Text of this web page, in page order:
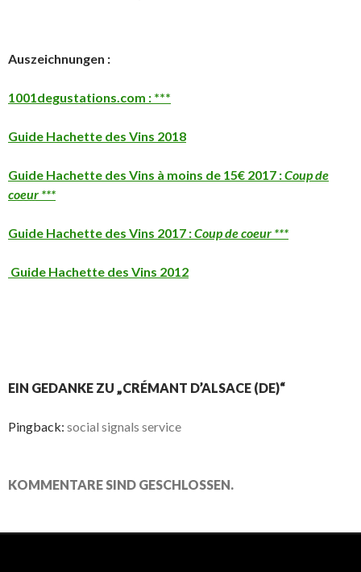
Auszeichnungen :
1001degustations.com : ***
Guide Hachette des Vins 2018
Guide Hachette des Vins à moins de 15€ 2017 :Coup de
coeur ***
Guide Hachette des Vins 2017 :Coup de coeur ***
Guide Hachette des Vins 2012
EIN GEDANKE ZU „CRÉMANT D’ALSACE (DE)“
Pingback: social signals service
KOMMENTARE SIND GESCHLOSSEN.